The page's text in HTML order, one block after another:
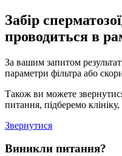
Забір
проводиться в
За вашим запитом
параметри фільтра або
Також ви можете
питання, підберемо
Звернутися
Виникли питання?